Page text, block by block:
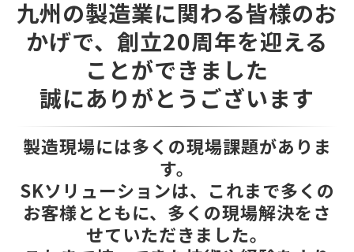
九州の製造業に関わる皆様のお
かげで、創立20周年を迎える
ことができました
誠にありがとうございます
製造現場には多くの現場課題がありま
す。
SKソリューションは、これまで多くの
お客様とともに、多くの現場解決をさ
せていただきました。